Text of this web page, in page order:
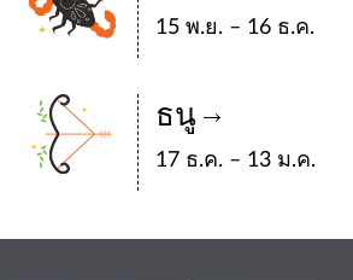
15 พ.ย. – 16 ธ.ค.
ธนู
17 ธ.ค. – 13 ม.ค.